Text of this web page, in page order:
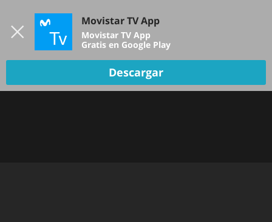
TV EN VIVO
Movistar TV App
Movistar TV App
Gratis en Google Play
Descargar